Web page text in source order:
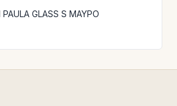
GLASS S ΜΑΥΡΟ